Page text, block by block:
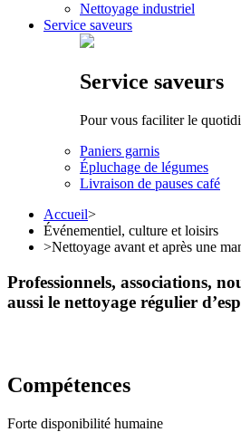
Nettoyage industriel
Service saveurs
Service saveurs
Pour vous faciliter le
Paniers garnis
Épluchage de légumes
Livraison de pauses café
Accueil>
Événementiel, culture et loisirs
>Nettoyage avant et après une
Professionnels, associations,
aussi le nettoyage régulier
Compétences
Forte disponibilité humaine